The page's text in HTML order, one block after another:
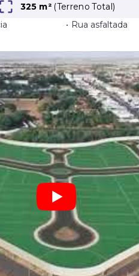
325 m² (Terreno Total)
• Rua asfaltada